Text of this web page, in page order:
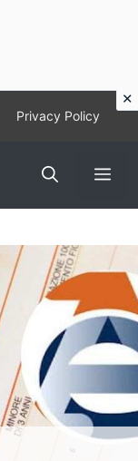
Privacy Policy